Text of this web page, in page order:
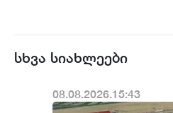
სხვა სიახლეები
08.08.2026.15:43